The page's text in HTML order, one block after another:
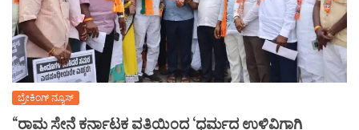
ಬ್ರೇಕಿಂಗ್ ನ್ಯೂಸ್
“ರಾಮ ಸೇನೆ ಕರ್ನಾಟಕ ವತಿಯಿಂದ ‘ಧರ್ಮದ ಉಳಿವಿಗಾಗಿ